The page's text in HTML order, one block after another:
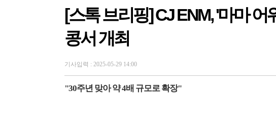
[스톡 브리핑] CJ ENM, '마마 어
콩서 개최
기사입력 : 2025-05-29 14:00
"30주년 맞아 약 4배 규모로 확장"